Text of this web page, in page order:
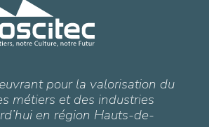
pour la valorisation du
métiers et des industries
en région Hauts-de-